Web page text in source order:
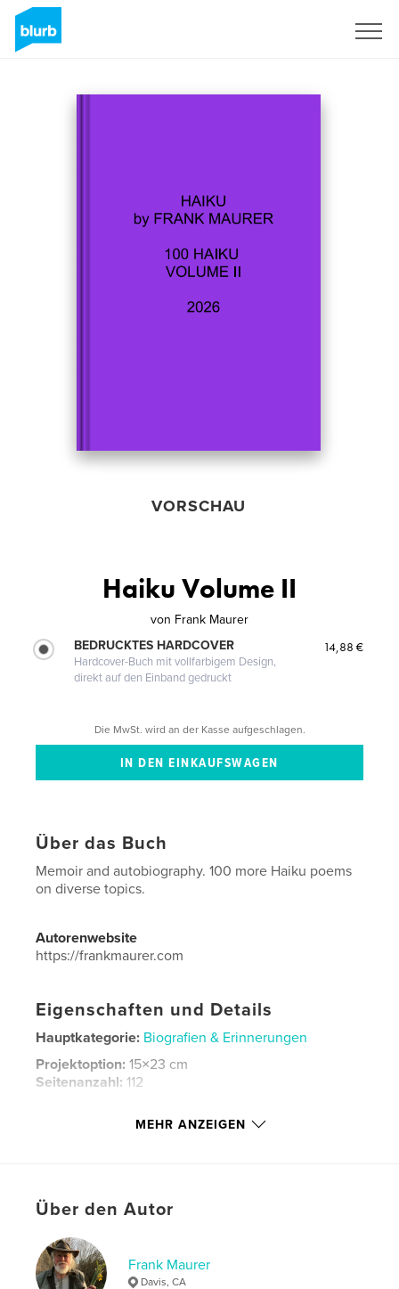
VORSCHAU
Haiku Volume II
von Frank Maurer
BEDRUCKTES HARDCOVER
Hardcover-Buch mit vollfarbigem Design,
direkt auf den Einband gedruckt
14,88 €
Die MwSt. wird an der Kasse aufgeschlagen.
Über das Buch
Memoir and autobiography. 100 more Haiku poems
on diverse topics.
Autorenwebsite
https://frankmaurer.com
Eigenschaften und Details
Hauptkategorie: Biografien & Erinnerungen
Projektoption:15×23 cm
Seitenanzahl: 112
Bedrucktes Hardcover: 9798240679551
Schlüsselwörter
MEHR ANZEIGEN
Über den Autor
Frank Maurer
Davis, CA